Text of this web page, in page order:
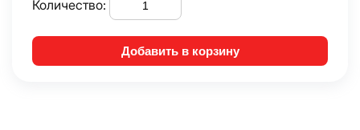
Количество:
Добавить в корзину